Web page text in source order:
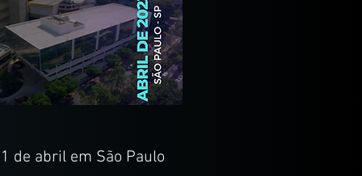
de abril em São Paulo